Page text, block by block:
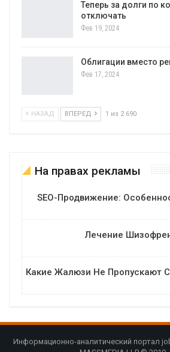
Теперь за долги по
отключать
Фев 19, 2024
Облигации вместо
Фев 17, 2024
НАЗАД ВПЕРЕД 1 из 2 690
На правах рекламы
SEO-Продвижение:
Лечение
Какие Жалюзи Не Пропускают
Информационно-аналитический портал